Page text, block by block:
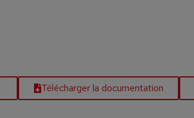
Télécharger la documentation